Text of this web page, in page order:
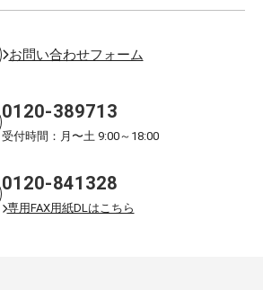
お問い合わせフォーム
0120-389713
受付時間：月〜土 9:00～18:00
0120-841328
専用FAX用紙DLはこちら